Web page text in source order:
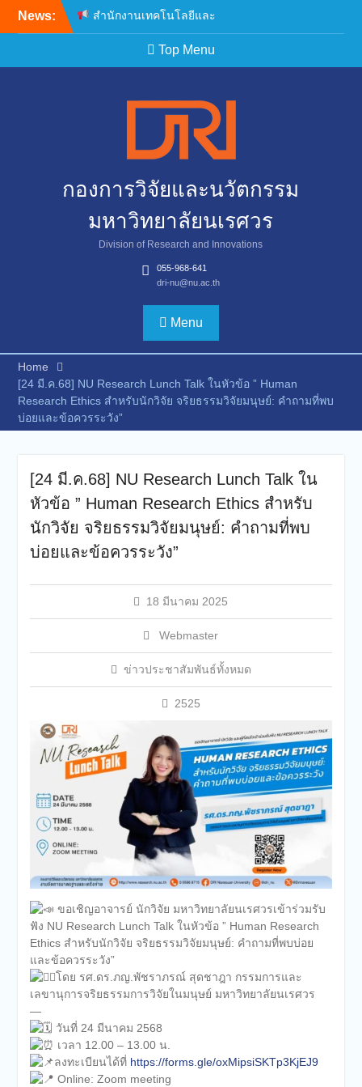
News:
สำนักงานเทคโนโลยีและ
นวัตกรรมด้านชีววิทยา
ศาสตร์ (องค์การมหาชน)
เปิดรับข้อเสนอโครงการวิจัย
Franco-Thai Young Talent
Program 2027
นวัตกรรมด้านชีววิทยา
เปิดรับข้อเสนอโครงการวิจัย
Top Menu
กองการวิจัยและนวัตกรรม
มหาวิทยาลัยนเรศวร
Division of Research and Innovations
055-968-641
dri-nu@nu.ac.th
Menu
Home
[24 มี.ค.68] NU Research Lunch Talk ในหัวข้อ ” Human
Research Ethics สำหรับนักวิจัย จริยธรรมวิจัยมนุษย์: คำถามที่พบ
บ่อยและข้อควรระวัง”
[24 มี.ค.68] NU Research Lunch Talk ใน
หัวข้อ ” Human Research Ethics สำหรับ
นักวิจัย จริยธรรมวิจัยมนุษย์: คำถามที่พบ
บ่อยและข้อควรระวัง”
18 มีนาคม 2025
Webmaster
ข่าวประชาสัมพันธ์ทั้งหมด
2525
ขอเชิญอาจารย์ นักวิจัย มหาวิทยาลัยนเรศวรเข้าร่วมรับ
ฟัง NU Research Lunch Talk ในหัวข้อ ” Human Research
Ethics สำหรับนักวิจัย จริยธรรมวิจัยมนุษย์: คำถามที่พบบ่อย
และข้อควรระวัง”
โดย รศ.ดร.ภญ.พัชราภรณ์ สุดชาฎา กรรมการและ
เลขานุการจริยธรรมการวิจัยในมนุษย์ มหาวิทยาลัยนเรศวร
—
วันที่ 24 มีนาคม 2568
เวลา 12.00 – 13.00 น.
ลงทะเบียนได้ที่ https://forms.gle/oxMipsiSKTp3KjEJ9
Online: Zoom meeting